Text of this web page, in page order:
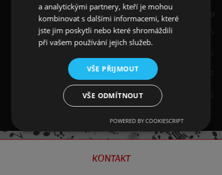
Velikost Vnitřní průměr Obvod
Dámská velikost 6 16 mm
Dámská velikost 7
Dámská velikost 8 18 mm
Dámská velikost 9 19 mm
KONTAKT
a analytickými partnery, kteří je mohou
kombinovat s dalšími informacemi, které
jste jim poskytli nebo které shromáždili
při vašem používání jejich služeb.
VŠE PŘIJMOUT
VŠE ODMÍTNOUT
POWERED BY COOKIESCRIPT